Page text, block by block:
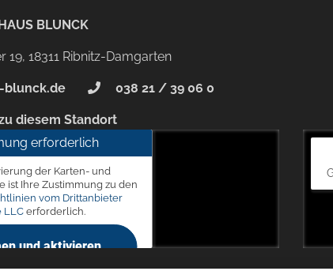
BLUNCK
19, 18311 Ribnitz-Damgarten
blunck.de 038 21 / 39 06 0
diesem Standort
erforderlich
der Karten- und
ist Ihre Zustimmung zu den
vom Drittanbieter
LLCerforderlich.
und aktivieren